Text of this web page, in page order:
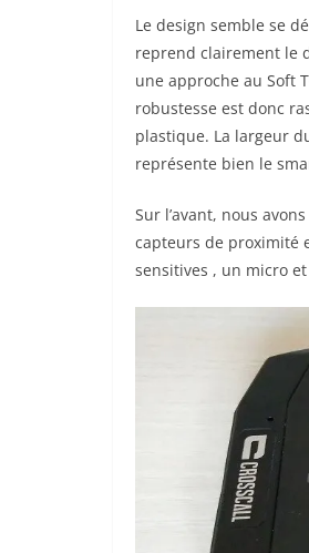
Le design semble se
reprend clairement le
une approche au Soft
robustesse est donc
plastique. La largeur
représente bien le
Sur l’avant, nous
capteurs de proximité
sensitives , un micro